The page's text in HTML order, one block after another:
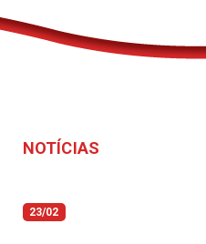
NOTÍCIAS
23/02